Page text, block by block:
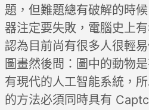
題，但難題總有破解的時
器注定要失敗，電腦史上
認為目前尚有很多人很輕
圖畫然後問：圖中的動物
有現代的人工智能系統，
的方法必須同時具有